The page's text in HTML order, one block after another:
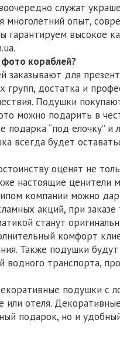
служат
опыт,
гарантируем высокое
кораблей?
заказывают для
групп, достатка и
Подушки
можно подарить в
“под елочку” и
всегда будет
оценят не
настоящие ценители
компании можно
акций, при заказе
станут
комфорт
Также подушки
транспорта,
подушки с
или отеля.
подарок, но и